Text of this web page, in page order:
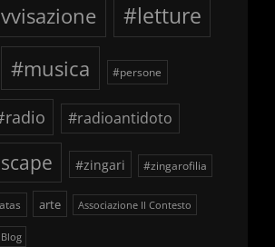
#letture
#musica #persone
#radioantidoto
#zingari #zingarofilia
arte Associazione Il Contesto